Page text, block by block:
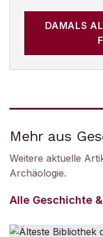
DAMALS
Mehr aus
Weitere aktuelle
Archäologie.
Alle Geschichte